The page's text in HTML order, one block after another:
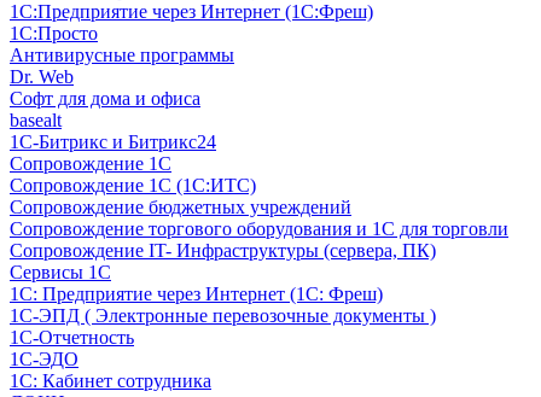
1С:Предприятие через Интернет (1С:Фреш)
1С:Просто
Антивирусные программы
Dr. Web
Софт для дома и офиса
basealt
1С-Битрикс и Битрикс24
Сопровождение 1С
Сопровождение 1С (1С:ИТС)
Сопровождение бюджетных учреждений
Сопровождение торгового оборудования и 1С для торговли
Сопровождение IT- Инфраструктуры (сервера, ПК)
Сервисы 1С
1С: Предприятие через Интернет (1С: Фреш)
1С-ЭПД ( Электронные перевозочные документы )
1С-Отчетность
1С-ЭДО
1С: Кабинет сотрудника